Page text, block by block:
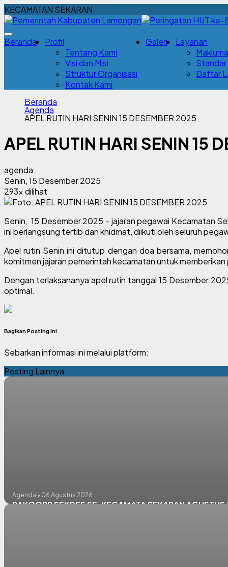
KECAMATAN SEKARAN
Beranda
Profil
Tentang Kami
Visi dan Misi
Struktur Organisasi
Kontak Kami
Galeri
Layanan
Standar
Daftar
Beranda
Agenda
APEL RUTIN HARI SENIN 15 DESEMBER 2025
APEL RUTIN HARI SENIN 15
agenda
Senin, 15 Desember 2025
293x dilihat
Senin, 15 Desember 2025 - jajaran pegawai Kecamatan
ini berlangsung tertib dan khidmat, diikuti oleh seluruh
Apel rutin Senin ini ditutup dengan doa bersama,
komitmen jajaran pemerintah kecamatan untuk
Dengan terlaksananya apel rutin tanggal 15 Desember
optimal.
Bagikan Posting Ini
Sebarkan informasi ini melalui platform:
Posting Lainnya
Agenda • 06 Agustus 2026
RAKOORR SEKDES SE-KECAMATA SEKARAN